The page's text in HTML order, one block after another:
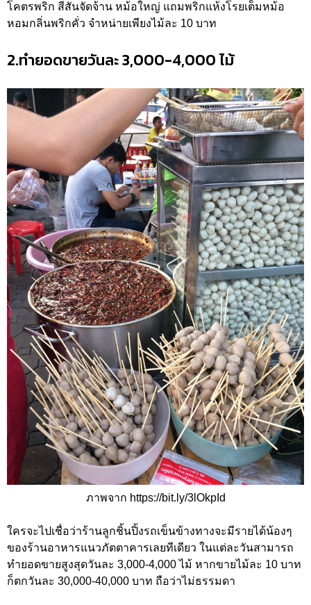
โคตรพริก สีสันจัดจ้าน หม้อใหญ่ แถมพริกแห้งโรยเต็มหม้อ
หอมกลิ่นพริกคั่ว จำหน่ายเพียงไม้ละ 10 บาท
2.ทำยอดขายวันละ 3,000-4,000 ไม้
ภาพจาก https://bit.ly/3lOkpId
ใครจะไปเชื่อว่าร้านลูกชิ้นปิ้งรถเข็นข้างทางจะมีรายได้น้องๆ
ของร้านอาหารแนวภัตตาคารเลยทีเดียว ในแต่ละวันสามารถ
ทำยอดขายสูงสุดวันละ 3,000-4,000 ไม้ หากขายไม้ละ 10 บาท
ก็ตกวันละ 30,000-40,000 บาท ถือว่าไม่ธรรมดา